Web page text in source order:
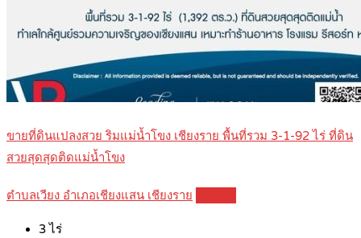
ขายที่ดินแปลงสวย ริมแม่น้ำโขง เชียงราย พื้นที่รวม 3-1-92 ไร่ ที่ดิน
สวยสุดสุดติดแม่น้ำโขง
ตำบลเวียง อำเภอเชียงแสน เชียงราย
3ไร่